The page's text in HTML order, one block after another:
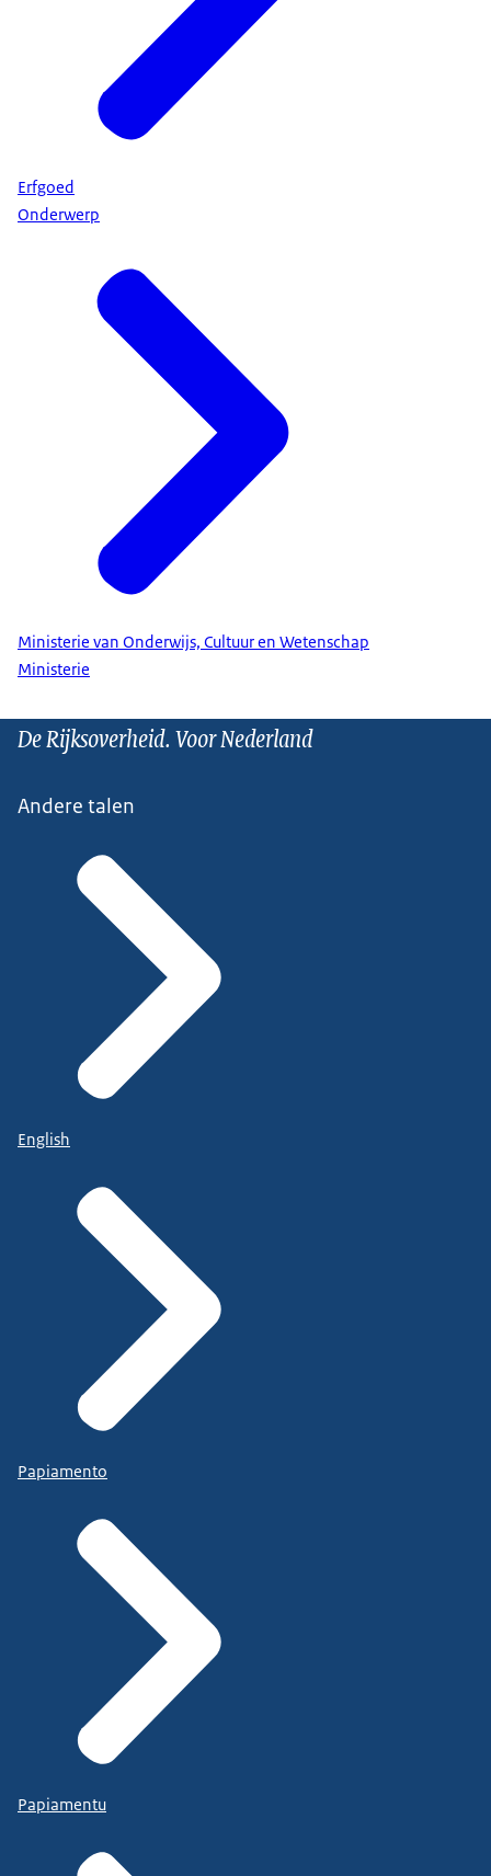
Erfgoed
Onderwerp
Ministerie van Onderwijs, Cultuur en Wetenschap
Ministerie
De Rijksoverheid. Voor Nederland
Andere talen
English
Papiamento
Papiamentu